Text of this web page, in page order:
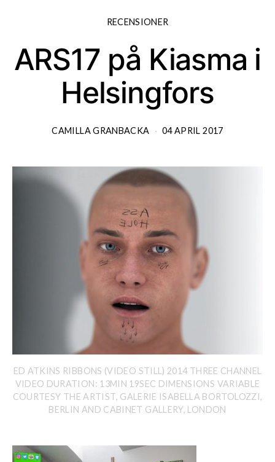
RECENSIONER
ARS17 på Kiasma i
Helsingfors
CAMILLA GRANBACKA 04 APRIL 2017
ED ATKINS RIBBONS (VIDEO STILL) 2014 THREE CHANNEL
VIDEO DURATION: 13MIN 19SEC DIMENSIONS VARIABLE
COURTESY THE ARTIST, GALERIE ISABELLA BORTOLOZZI,
BERLIN AND CABINET GALLERY, LONDON